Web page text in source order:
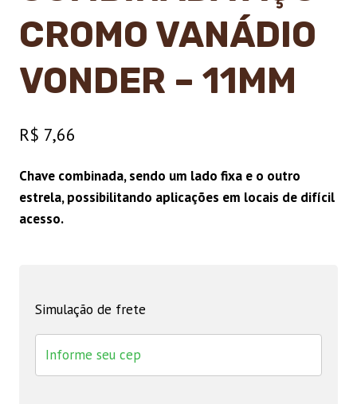
CROMO VANÁDIO
VONDER – 11MM
R$ 7,66
Chave combinada, sendo um lado fixa e o outro
estrela, possibilitando aplicações em locais de difícil
acesso.
Simulação de frete